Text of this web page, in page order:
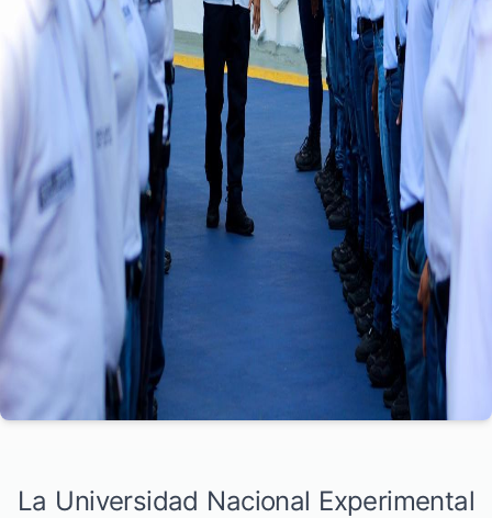
La Universidad Nacional Experimental